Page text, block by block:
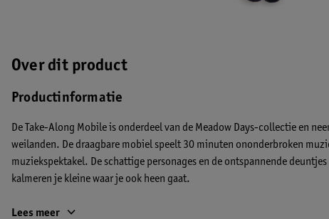
Over dit product
Productinformatie
De Take-Along Mobile is onderdeel van de Meadow Days-collectie en
weilanden. De draagbare mobiel speelt 30 minuten ononderbroken
muziekspektakel. De schattige personages en de ontspannende
kalmeren je kleine waar je ook heen gaat.
Take-Along Mobile is een mobiel die gemakkelijk mee gaat op reis. De
Lees meer